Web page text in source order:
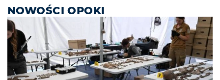
NOWOŚCI OPOKI